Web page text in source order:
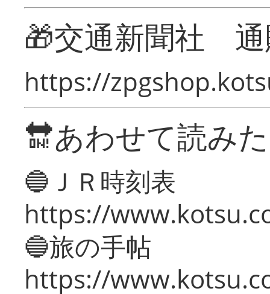
🎁交通新聞社
https://
🔛あわせて読み
🔵ＪＲ時刻表
https://
🔵旅の手帖
https://